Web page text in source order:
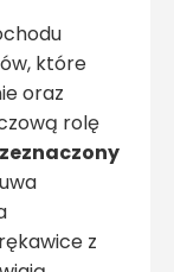
które
oraz
rolę
z